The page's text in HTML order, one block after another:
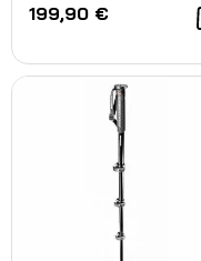
199,90 €